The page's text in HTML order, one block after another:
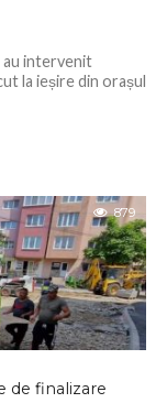
au intervenit
la ieșire din orașul
879
de finalizare